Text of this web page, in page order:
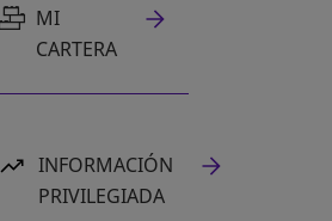
MI
CARTERA
INFORMACIÓN
PRIVILEGIADA